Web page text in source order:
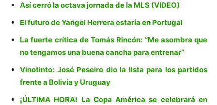
Así cerró la octava jornada de la MLS (VIDEO)
El futuro de Yangel Herrera estaría en Portugal
La fuerte crítica de Tomás Rincón: “Me asombra que
no tengamos una buena cancha para entrenar”
Vinotinto: José Peseiro dio la lista para los partidos
frente a Bolivia y Uruguay
¡ÚLTIMA HORA! La Copa América se celebrará en